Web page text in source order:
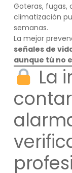
Goteras, fugas,
climatización
semanas.
La mejor
señales de
aunque tú no
La